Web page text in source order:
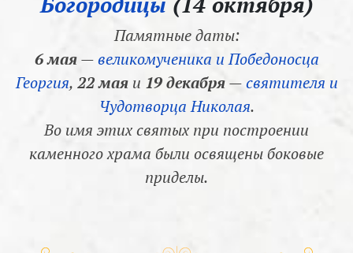
Памятные даты:
6 мая—великомученика и Победоносца
Георгия, 22 маяи 19 декабря—святителя и
Чудотворца Николая.
Во имя этих святых при построении
каменного храма были освящены боковые
приделы.